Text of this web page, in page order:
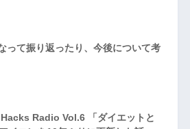
って振り返ったり、今後について考
Radio Vol.6 「ダイエットと